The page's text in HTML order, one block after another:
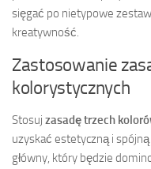
sięgać po nietypowe
kreatywność.
Zastosowanie
kolorystycznych
Stosuj zasadę trzech
uzyskać estetyczną i
główny, który będzie